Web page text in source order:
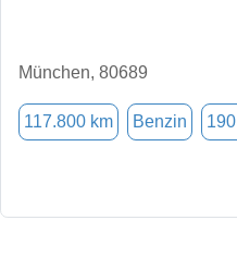
München, 80689
117.800 km Benzin